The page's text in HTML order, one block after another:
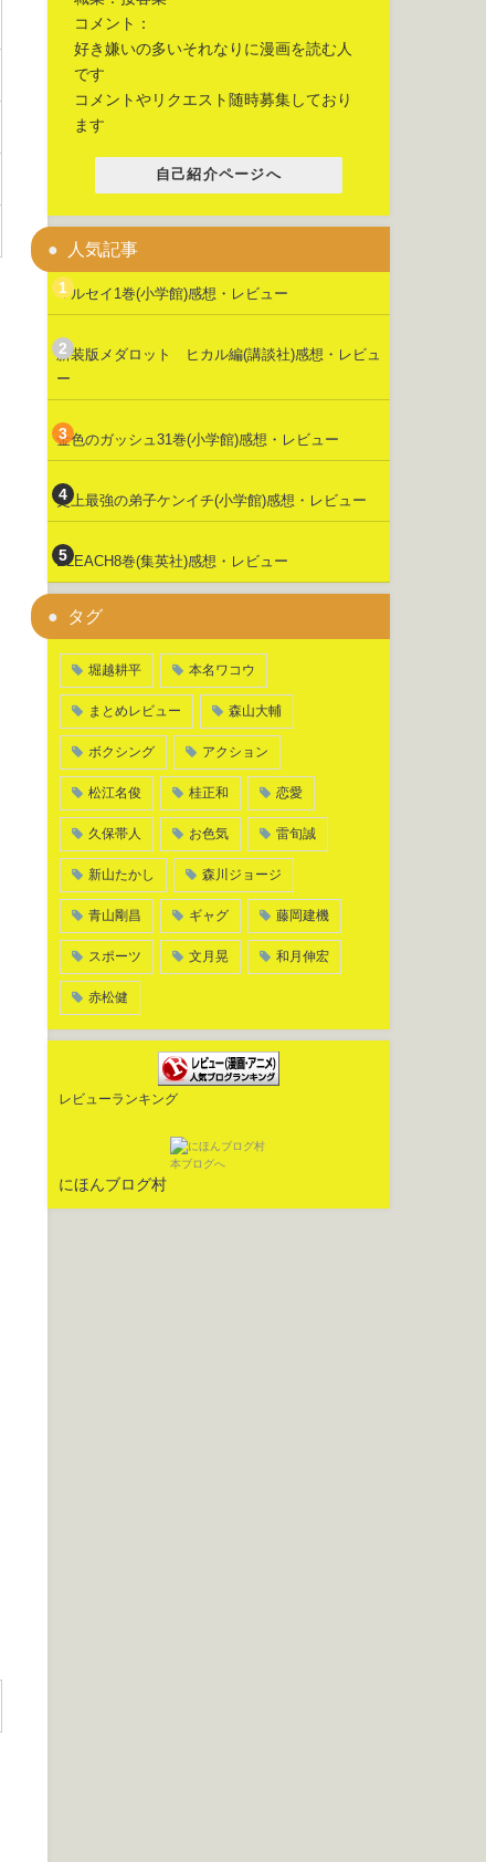
コメント：
好き嫌いの多いそれなりに漫画を読む人
です
コメントやリクエスト随時募集しており
ます
自己紹介ページへ
人気記事
マルセイ1巻(小学館)感想・レビュー
新装版メダロット ヒカル編(講談社)感想・レビュ
ー
金色のガッシュ31巻(小学館)感想・レビュー
史上最強の弟子ケンイチ(小学館)感想・レビュー
BLEACH8巻(集英社)感想・レビュー
タグ
堀越耕平 本名ワコウ
まとめレビュー 森山大輔
ボクシング アクション
松江名俊 桂正和 恋愛
久保帯人 お色気 雷旬誠
新山たかし 森川ジョージ
青山剛昌 ギャグ 藤岡建機
スポーツ 文月晃 和月伸宏
赤松健
レビューランキング
にほんブログ村